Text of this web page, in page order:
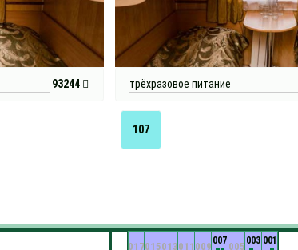
93244 трёхразовое питание
107
001
003
005
007
009
011
013
015
017